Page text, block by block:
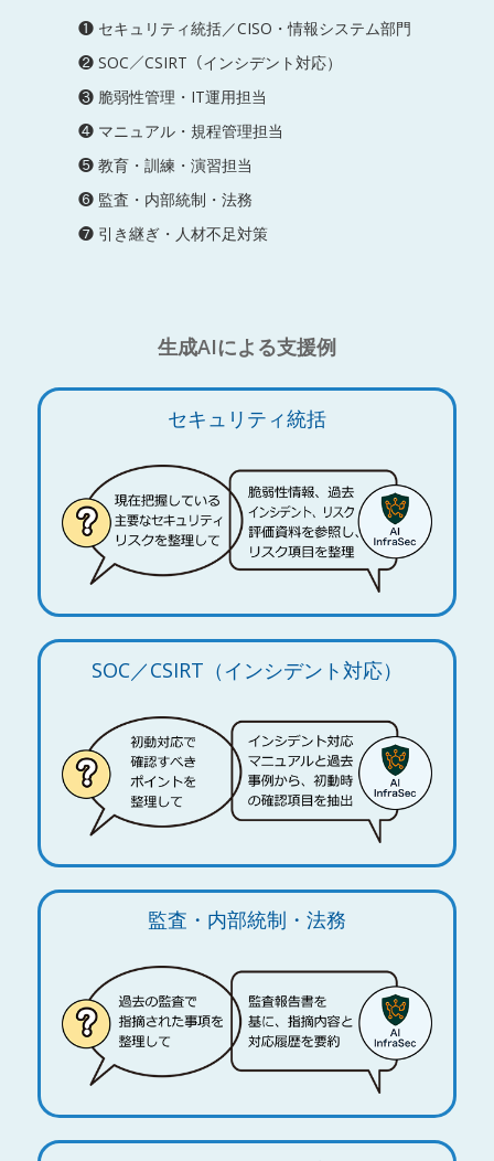
❶ セキュリティ統括／CISO・情報システム部門
❷ SOC／CSIRT（インシデント対応）
❸ 脆弱性管理・IT運用担当
❹ マニュアル・規程管理担当
❺ 教育・訓練・演習担当
❻ 監査・内部統制・法務
❼ 引き継ぎ・人材不足対策
生成AIによる支援例
セキュリティ統括
SOC／CSIRT（インシデント対応）
監査・内部統制・法務